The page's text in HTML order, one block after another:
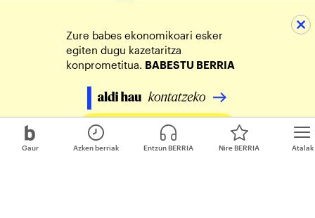
Gaur Atalak
Azken berriak Entzun BERRIA Nire BERRIA
Zure babes ekonomikoari esker
egiten dugu kazetaritza
konprometitua. BABESTU BERRIA
Egin zure ekarpena